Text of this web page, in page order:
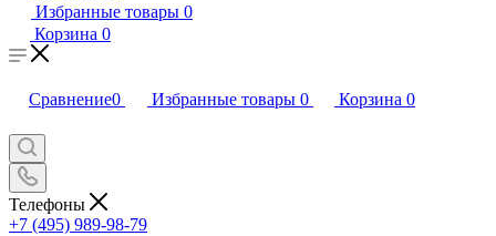
Избранные товары 0
Корзина 0
Сравнение0 Избранные товары 0 Корзина 0
Телефоны
+7 (495) 989-98-79